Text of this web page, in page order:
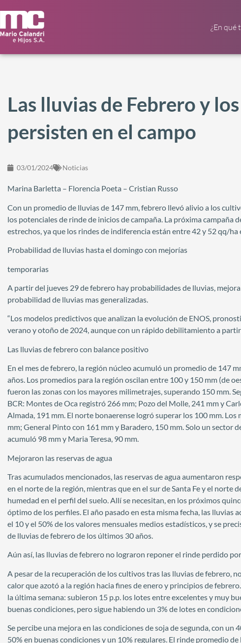
¿En qué
Las lluvias de Febrero y
persisten en el campo
03/01/2024 Noticias
Marina Barletta – Florencia Poeta – Cristian Russo
Con un promedio de lluvias de 147 mm, febrero llevó alivio a los
los potenciales de rinde de inicios de campaña. La próxima
estrechos, ya que los rindes de indiferencia están entre 42 y 52 qq/
Probabilidad de lluvias hasta el domingo con mejorías
temporarias
A partir del jueves 29 de febrero hay probabilidades de lluvias,
probabilidad de lluvias mas generalizadas.
“Los modelos predictivos que analizan la evolución de ENOS,
verano y otoño de 2024, aunque con un rápido debilitamiento a partir
Las lluvias de febrero con balance positivo
En el mes de febrero, la región núcleo acumuló un promedio de 147
años. Los promedios para la región oscilan entre 100 y 150 mm (de
fueron las zonas con los mayores milimetrajes, superando 150 mm.
BCR: Montes de Oca registró 266 mm; Pozo del Molle, 241 mm y
Almada, 191 mm. El norte bonaerense logró superar los 100 mm.
mm; General Pinto con 161 mm y Baradero, 150 mm. Solo un sector
acumuló 98 mm y Maria Teresa, 90 mm.
Mejoraron las reservas de agua
Tras acumulados mencionados, las reservas de agua aumentaron
en el norte de la región, mientras que en el sur de Santa Fe y el norte
humedad en el perfil del suelo. Allí se necesitan, en los próximos
óptimo de los perfiles. El año pasado en esta misma fecha, las lluvias
el 10 y el 50% de los valores mensuales medios estadísticos, y se
de lluvias de febrero de los últimos 30 años.
Aún así, las lluvias de febrero no lograron reponer el rinde perdido
A pesar de la recuperación de los cultivos tras las lluvias de febrero,
calor que azotó a la región hacia fines de enero y principios de
la última semana: subieron 15 p.p. los lotes entre excelentes y muy
buenas condiciones, pero sigue habiendo un 3% de lotes en
Se percibe una mejora en las condiciones de soja de segunda, con
50% en buenas condiciones y un 10% regulares. El rinde promedio